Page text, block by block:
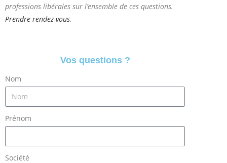
professions libérales sur l’ensemble de ces questions.
Prendre rendez-vous.
Vos questions ?
Nom
Prénom
Société